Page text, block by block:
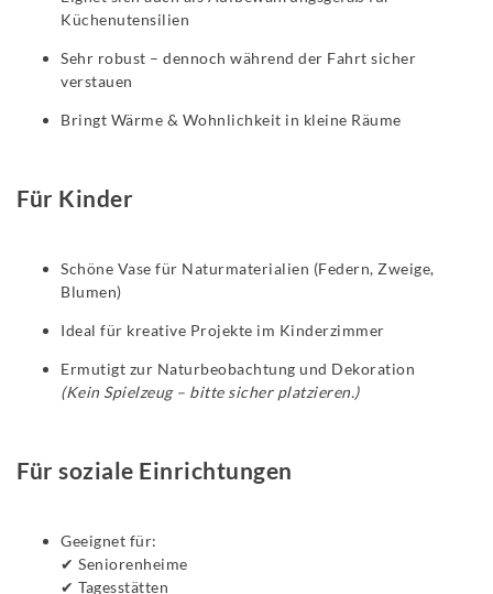
Küchenutensilien
Sehr robust – dennoch während der Fahrt sicher
verstauen
Bringt Wärme & Wohnlichkeit in kleine Räume
Für Kinder
Schöne Vase für Naturmaterialien (Federn, Zweige,
Blumen)
Ideal für kreative Projekte im Kinderzimmer
Ermutigt zur Naturbeobachtung und Dekoration
(Kein Spielzeug – bitte sicher platzieren.)
Für soziale Einrichtungen
Geeignet für:
✔ Seniorenheime
✔ Tagesstätten